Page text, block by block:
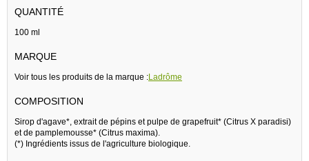
QUANTITÉ
100 ml
MARQUE
Voir tous les produits de la marque :Ladrôme
COMPOSITION
Sirop d'agave*, extrait de pépins et pulpe de grapefruit* (Citrus X paradisi)
et de pamplemousse* (Citrus maxima).
(*) Ingrédients issus de l'agriculture biologique.